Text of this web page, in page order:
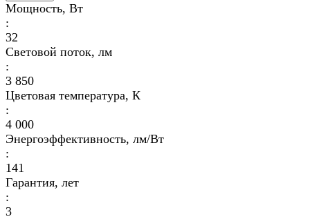
Мощность, Вт
:
32
Световой поток, лм
:
3 850
Цветовая температура, К
:
4 000
Энергоэффективность, лм/Вт
:
141
Гарантия, лет
:
3